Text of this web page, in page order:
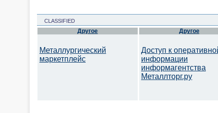
CLASSIFIED
Другое
Металлургический
маркетплейс
Другое
Доступ к
информации
информагентства
Металлторг.ру